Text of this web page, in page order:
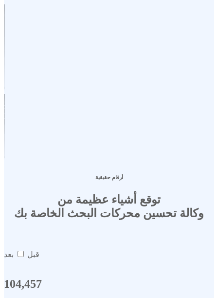
أرقام حقيقية
توقع أشياء عظيمة من
وكالة تحسين محركات البحث الخاصة بك
قبل بعد
104,457